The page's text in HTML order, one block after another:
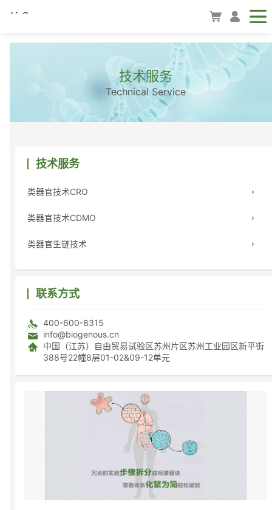
技术服务
Technical Service
技术服务
类器官技术CRO
类器官技术CDMO
类器官生链技术
联系方式
400-600-8315
info@biogenous.cn
中国（江苏）自由贸易试验区苏州片区苏州工业园区新平街
388号22幢8层01-02&09-12单元